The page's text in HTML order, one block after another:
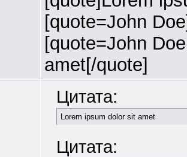
[quote=John
[quote=John
amet[/quote]
Цитата:
Lorem ipsum dolor sit amet
Цитата: